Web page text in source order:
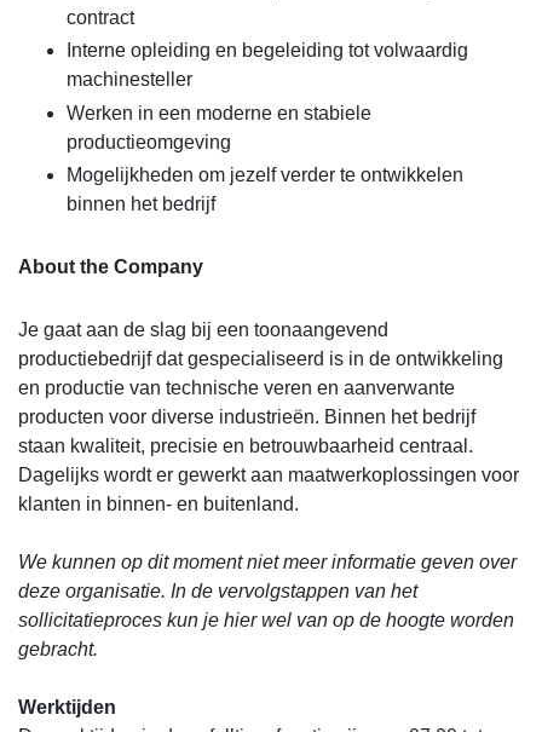
contract
Interne opleiding en begeleiding tot volwaardig
machinesteller
Werken in een moderne en stabiele
productieomgeving
Mogelijkheden om jezelf verder te ontwikkelen
binnen het bedrijf
About the Company
Je gaat aan de slag bij een toonaangevend
productiebedrijf dat gespecialiseerd is in de ontwikkeling
en productie van technische veren en aanverwante
producten voor diverse industrieën. Binnen het bedrijf
staan kwaliteit, precisie en betrouwbaarheid centraal.
Dagelijks wordt er gewerkt aan maatwerkoplossingen voor
klanten in binnen- en buitenland.
We kunnen op dit moment niet meer informatie geven over
deze organisatie. In de vervolgstappen van het
sollicitatieproces kun je hier wel van op de hoogte worden
gebracht.
Werktijden